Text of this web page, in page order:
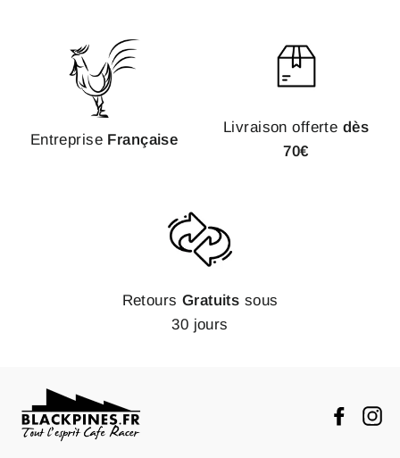
Entreprise Française
Livraison offerte dès
70€
Retours Gratuits sous
30 jours